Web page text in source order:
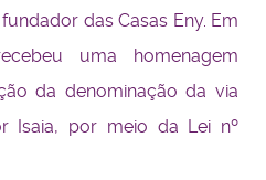
das Casas Eny. Em
uma homenagem
da denominação da via
Isaia, por meio da Lei nº